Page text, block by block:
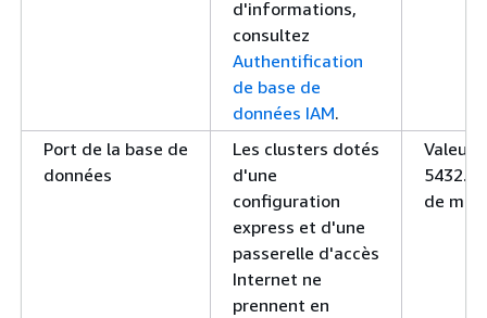
d'informations,
consultez
Authentification
de base de
données IAM.
Port de la base de
données
Les clusters dotés
d'une
configuration
express et d'une
passerelle d'accès
Internet ne
prennent en
Valeur
5432.
de